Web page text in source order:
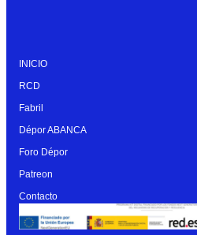
INICIO
RCD
Fabril
Dépor ABANCA
Foro Dépor
Patreon
Contacto